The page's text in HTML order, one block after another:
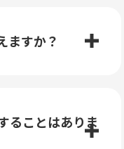
ますか？
ることはありま